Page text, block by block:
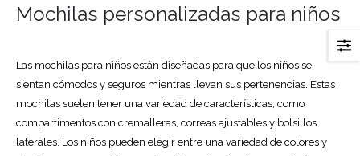
Mochilas personalizadas para niños
Las mochilas para niños están diseñadas para que los niños se
sientan cómodos y seguros mientras llevan sus pertenencias. Estas
mochilas suelen tener una variedad de características, como
compartimentos con cremalleras, correas ajustables y bolsillos
laterales. Los niños pueden elegir entre una variedad de colores y